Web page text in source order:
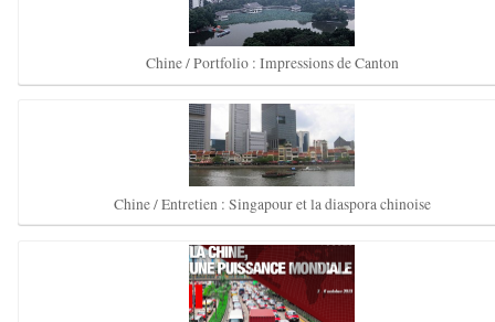
Chine / Portfolio : Impressions de Canton
Chine / Entretien : Singapour et la diaspora chinoise